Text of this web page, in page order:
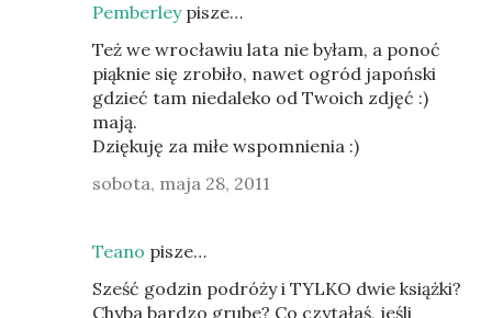
Pemberleypisze…
Też we wrocławiu lata nie byłam, a ponoć
piąknie się zrobiło, nawet ogród japoński
gdzieć tam niedaleko od Twoich zdjęć :)
mają.
Dziękuję za miłe wspomnienia :)
sobota, maja 28, 2011
Teano pisze…
Sześć godzin podróży i TYLKO dwie książki?
Chyba bardzo grube? Co czytałaś, jeśli